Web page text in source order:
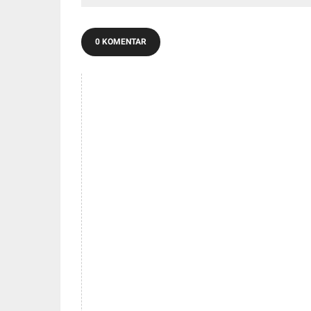
0 KOMENTAR